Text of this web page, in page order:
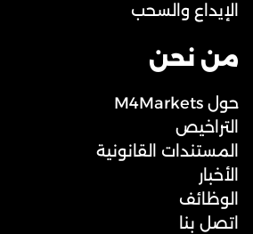
الإيداع والسحب
من نحن
حول M4Markets
التراخيص
المستندات القانونية
الأخبار
الوظائف
اتصل بنا